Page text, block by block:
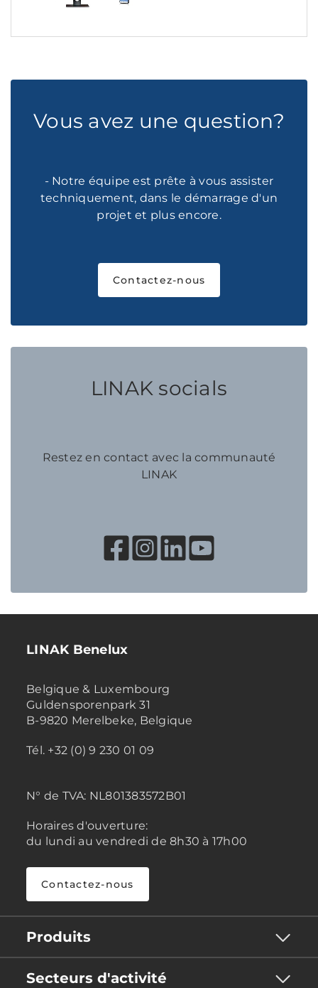
Vous avez une question?
- Notre équipe est prête à vous assister
techniquement, dans le démarrage d'un
projet et plus encore.
Contactez-nous
LINAK socials
Restez en contact avec la communauté
LINAK
LINAK Benelux
Belgique & Luxembourg
Guldensporenpark 31
B-9820 Merelbeke, Belgique
Tél. +32 (0) 9 230 01 09
N° de TVA: NL801383572B01
Horaires d'ouverture:
du lundi au vendredi de 8h30 à 17h00
Contactez-nous
Produits
Secteurs d'activité